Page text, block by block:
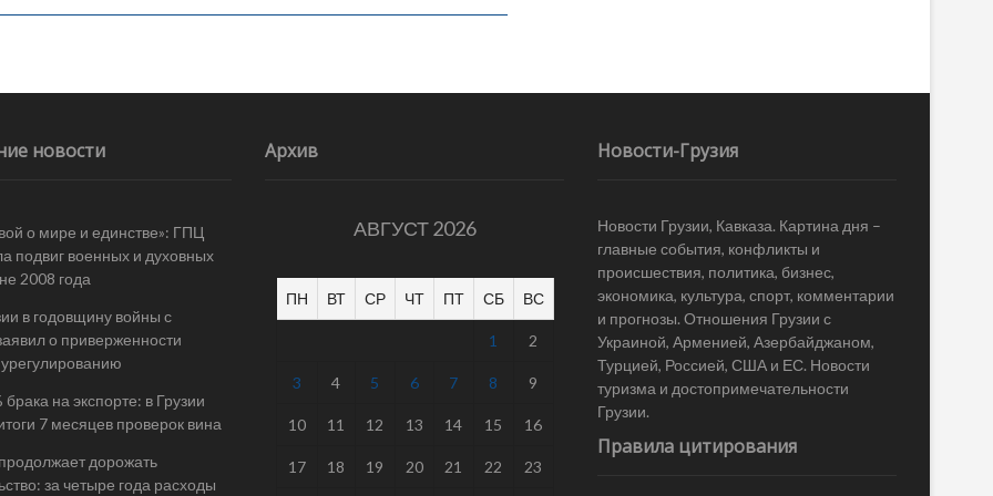
новости
о мире и единстве»: ГПЦ
подвиг военных и духовных
2008 года
в годовщину войны с
о приверженности
на экспорте: в Грузии
7 месяцев проверок вина
дорожать
за четыре года расходы
Архив
АВГУСТ 2026
ПН ВТ СР ЧТ ПТ СБ ВС
1 2
3 4 5 6 7 8 9
10 11 12 13 14 15 16
17 18 19 20 21 22 23
Новости-Грузия
Новости Грузии, Кавказа. Картина дня –
главные события, конфликты и
происшествия, политика, бизнес,
экономика, культура, спорт, комментарии
и прогнозы. Отношения Грузии с
Украиной, Арменией, Азербайджаном,
Турцией, Россией, США и ЕС. Новости
туризма и достопримечательности
Грузии.
Правила цитирования